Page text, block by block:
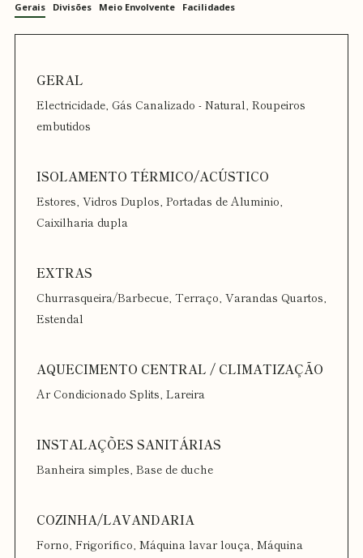
Gerais Divisões Meio Envolvente Facilidades
Electricidade, Gás Canalizado - Natural, Roupeiros
embutidos
Estores, Vidros Duplos, Portadas de Aluminio,
Caixilharia dupla
Churrasqueira/Barbecue, Terraço, Varandas Quartos,
Estendal
Ar Condicionado Splits, Lareira
Banheira simples, Base de duche
Forno, Frigorífico, Máquina lavar louça, Máquina